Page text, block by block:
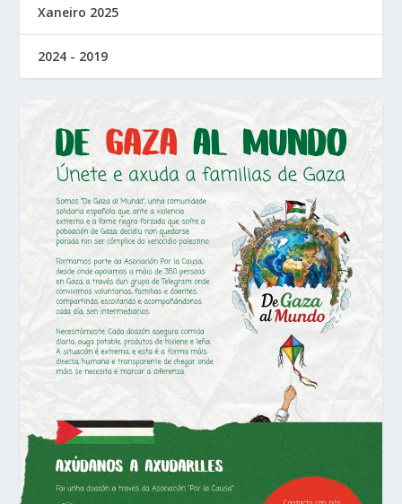
Xaneiro 2025
2024 - 2019